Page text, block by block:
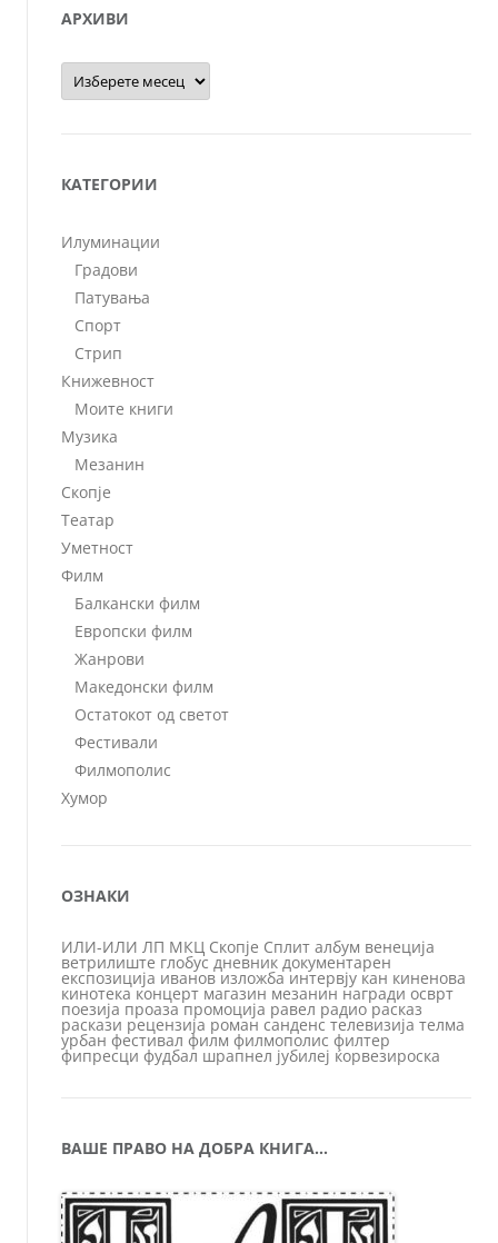
АРХИВИ
Архиви
КАТЕГОРИИ
Илуминации
Градови
Патувања
Спорт
Стрип
Книжевност
Моите книги
Музика
Мезанин
Скопје
Театар
Уметност
Филм
Балкански филм
Европски филм
Жанрови
Македонски филм
Остатокот од светот
Фестивали
Филмополис
Хумор
ОЗНАКИ
ИЛИ-ИЛИ ЛП МКЦ Скопје Сплит албум венеција
ветрилиште глобус дневник документарен
експозиција иванов изложба интервју кан киненова
кинотека концерт магазин мезанин награди осврт
поезија проаза промоција равел радио расказ
раскази рецензија роман санденс телевизија телма
урбан фестивал филм филмополис филтер
фипресци фудбал шрапнел јубилеј ќорвезироска
ВАШЕ ПРАВО НА ДОБРА КНИГА…